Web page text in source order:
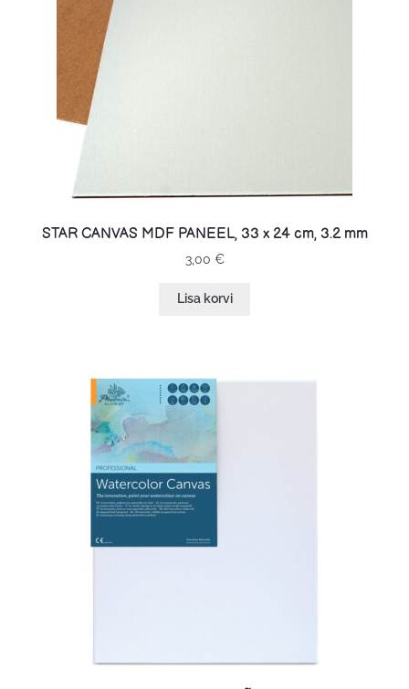
STAR CANVAS MDF PANEEL, 33 x 24 cm, 3.2 mm
3,00 €
Lisa korvi